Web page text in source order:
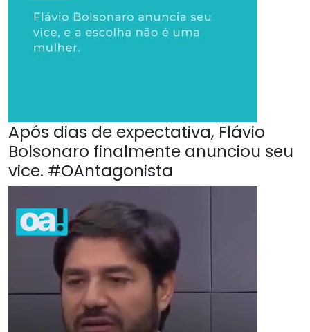
Após dias de expectativa, Flávio
Bolsonaro finalmente anunciou seu
vice. #OAntagonista